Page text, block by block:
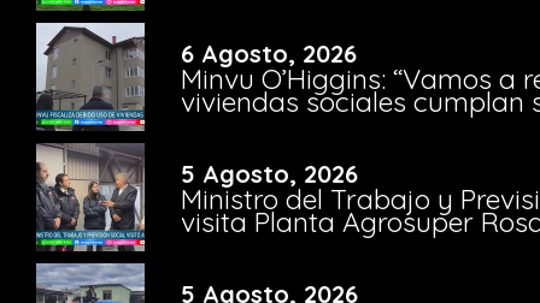
6 Agosto, 2026
Minvu O’Higgins: “Vamos a
viviendas sociales cumplan
5 Agosto, 2026
Ministro del Trabajo y
visita Planta Agrosuper
5 Agosto, 2026